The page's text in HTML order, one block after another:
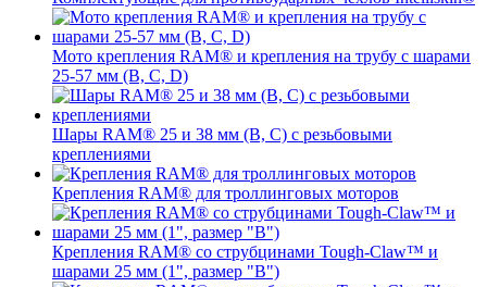
Мото крепления RAM® и крепления на трубу с шарами
25-57 мм (B, C, D)
Шары RAM® 25 и 38 мм (B, C) с резьбовыми
креплениями
Крепления RAM® для троллинговых моторов
Крепления RAM® со струбцинами Tough-Claw™ и
шарами 25 мм (1", размер "B")